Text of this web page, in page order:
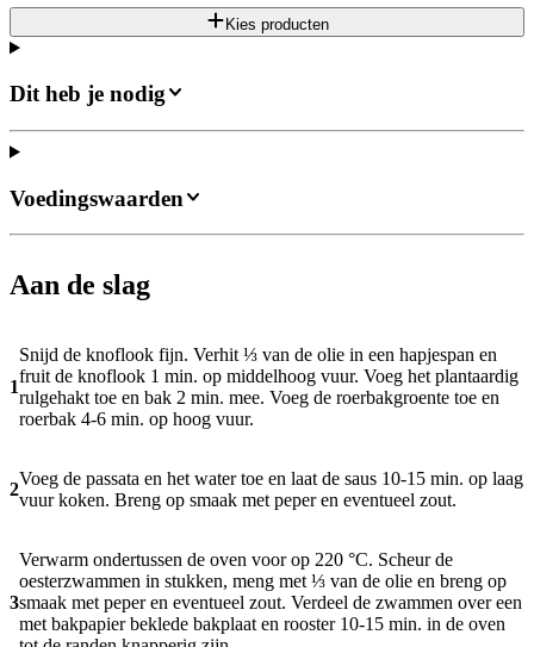
Kies producten
Dit heb je nodig
Aan de slag
1
Snijd de knoflook fijn. Verhit ⅓ van de olie in een hapjespan en
fruit de knoflook 1 min. op middelhoog vuur. Voeg het plantaardig
rulgehakt toe en bak 2 min. mee. Voeg de roerbakgroente toe en
roerbak 4-6 min. op hoog vuur.
2
Voeg de passata en het water toe en laat de saus 10-15 min. op laag
vuur koken. Breng op smaak met peper en eventueel zout.
3
Verwarm ondertussen de oven voor op 220 °C. Scheur de
oesterzwammen in stukken, meng met ⅓ van de olie en breng op
smaak met peper en eventueel zout. Verdeel de zwammen over een
met bakpapier beklede bakplaat en rooster 10-15 min. in de oven
Voedingswaarden